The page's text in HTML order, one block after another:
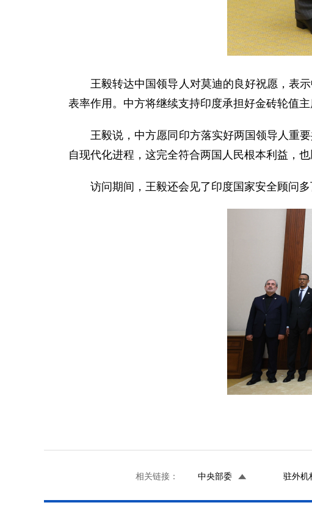
王毅转达中国领导人对莫迪的良好祝愿，表
表率作用。中方将继续支持印度承担好金砖轮值
王毅说，中方愿同印方落实好两国领导人重
自现代化进程，这完全符合两国人民根本利益，也
访问期间，王毅还会见了印度国家安全顾问多
相关链接： 中央部委 驻外机